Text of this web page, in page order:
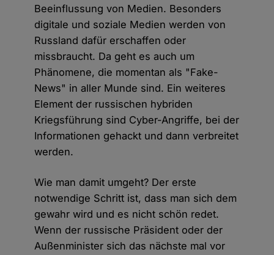
Beeinflussung von Medien. Besonders
digitale und soziale Medien werden von
Russland dafür erschaffen oder
missbraucht. Da geht es auch um
Phänomene, die momentan als "Fake-
News" in aller Munde sind. Ein weiteres
Element der russischen hybriden
Kriegsführung sind Cyber-Angriffe, bei der
Informationen gehackt und dann verbreitet
werden.
Wie man damit umgeht? Der erste
notwendige Schritt ist, dass man sich dem
gewahr wird und es nicht schön redet.
Wenn der russische Präsident oder der
Außenminister sich das nächste mal vor